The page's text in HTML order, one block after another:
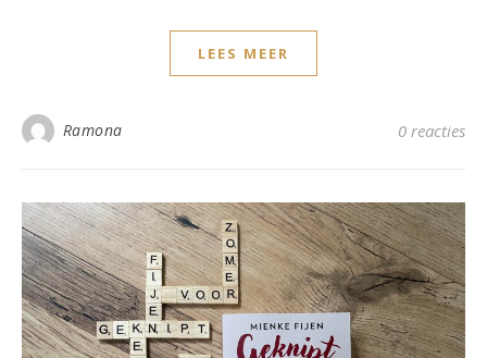
LEES MEER
Ramona 0 reacties